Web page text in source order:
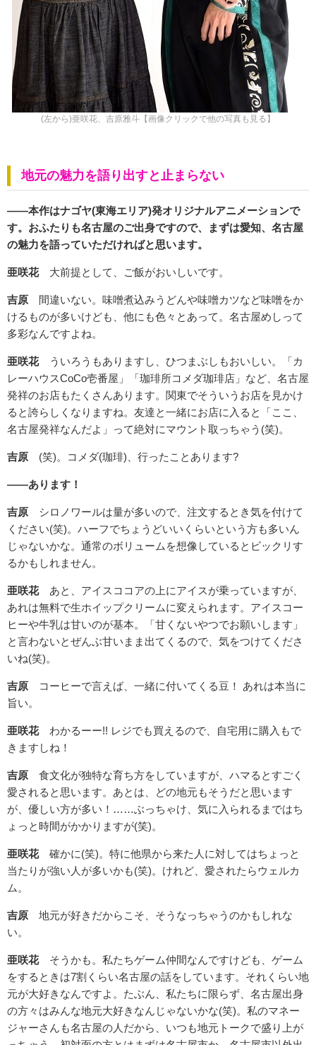
(左から)亜咲花、吉原雅斗【画像クリックで他の写真も見る】
地元の魅力を語り出すと止まらない
――本作はナゴヤ(東海エリア)発オリジナルアニメーションで
す。おふたりも名古屋のご出身ですので、まずは愛知、名古屋
の魅力を語っていただければと思います。
亜咲花大前提として、ご飯がおいしいです。
吉原 間違いない。味噌煮込みうどんや味噌カツなど味噌をか
けるものが多いけども、他にも色々とあって。名古屋めしって
多彩なんですよね。
亜咲花
ういろうもありますし、ひつまぶしもおいしい。「カ
レーハウスCoCo壱番屋」「珈琲所コメダ珈琲店」など、名古屋
発祥のお店もたくさんあります。関東でそういうお店を見かけ
ると誇らしくなりますね。友達と一緒にお店に入ると「ここ、
名古屋発祥なんだよ」って絶対にマウント取っちゃう(笑)。
吉原 (笑)。コメダ(珈琲)、行ったことあります?
――あります！
吉原 シロノワールは量が多いので、注文するとき気を付けて
ください(笑)。ハーフでちょうどいいくらいという方も多いん
じゃないかな。通常のボリュームを想像しているとビックリす
るかもしれません。
亜咲花あと、アイスココアの上にアイスが乗っていますが、
あれは無料で生ホイップクリームに変えられます。アイスコー
ヒーや牛乳は甘いのが基本。「甘くないやつでお願いします」
と言わないとぜんぶ甘いまま出てくるので、気をつけてくださ
いね(笑)。
吉原 コーヒーで言えば、一緒に付いてくる豆！ あれは本当に
旨い。
亜咲花わかるーー!! レジでも買えるので、自宅用に購入もで
きますしね！
吉原 食文化が独特な育ち方をしていますが、ハマるとすごく
愛されると思います。あとは、どの地元もそうだと思います
が、優しい方が多い！……ぶっちゃけ、気に入られるまではち
ょっと時間がかかりますが(笑)。
亜咲花確かに(笑)。特に他県から来た人に対してはちょっと
当たりが強い人が多いかも(笑)。けれど、愛されたらウェルカ
ム。
吉原 地元が好きだからこそ、そうなっちゃうのかもしれな
い。
亜咲花そうかも。私たちゲーム仲間なんですけども、ゲーム
をするときは7割くらい名古屋の話をしています。それくらい地
元が大好きなんですよ。たぶん、私たちに限らず、名古屋出身
の方々はみんな地元大好きなんじゃないかな(笑)。私のマネー
ジャーさんも名古屋の人だから、いつも地元トークで盛り上が